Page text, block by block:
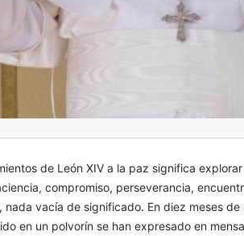
de León XIV a la paz significa
compromiso, perseverancia,
nada vacía de significado. En diez meses
en un polvorín se han expresado en